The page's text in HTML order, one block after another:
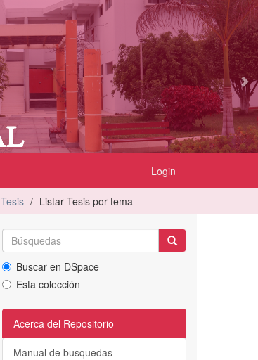
Login
Tesis Listar Tesis por tema
Buscar en DSpace
Esta colección
Acerca del Repositorio
Manual de busquedas